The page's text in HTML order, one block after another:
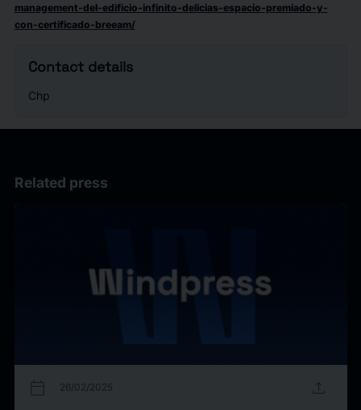
management-del-edificio-infinito-delicias-espacio-premiado-y-
con-certificado-breeam/
Contact details
Chp
Related press
calendar_today 26/02/2025 upload